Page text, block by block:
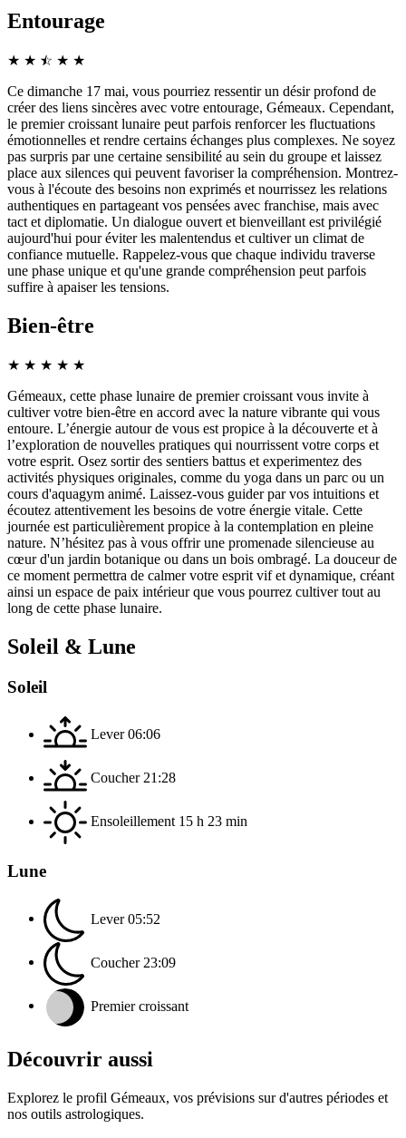
Entourage
★ ★ ☆
★ ★ ★
Ce dimanche 17 mai, vous pourriez ressentir un désir profond de
créer des liens sincères avec votre entourage, Gémeaux. Cependant,
le premier croissant lunaire peut parfois renforcer les fluctuations
émotionnelles et rendre certains échanges plus complexes. Ne soyez
pas surpris par une certaine sensibilité au sein du groupe et laissez
place aux silences qui peuvent favoriser la compréhension. Montrez-
vous à l'écoute des besoins non exprimés et nourrissez les relations
authentiques en partageant vos pensées avec franchise, mais avec
tact et diplomatie. Un dialogue ouvert et bienveillant est privilégié
aujourd'hui pour éviter les malentendus et cultiver un climat de
confiance mutuelle. Rappelez-vous que chaque individu traverse
une phase unique et qu'une grande compréhension peut parfois
suffire à apaiser les tensions.
Bien-être
★ ★ ★ ★ ★
Gémeaux, cette phase lunaire de premier croissant vous invite à
cultiver votre bien-être en accord avec la nature vibrante qui vous
entoure. L’énergie autour de vous est propice à la découverte et à
l’exploration de nouvelles pratiques qui nourrissent votre corps et
votre esprit. Osez sortir des sentiers battus et experimentez des
activités physiques originales, comme du yoga dans un parc ou un
cours d'aquagym animé. Laissez-vous guider par vos intuitions et
écoutez attentivement les besoins de votre énergie vitale. Cette
journée est particulièrement propice à la contemplation en pleine
nature. N’hésitez pas à vous offrir une promenade silencieuse au
cœur d'un jardin botanique ou dans un bois ombragé. La douceur de
ce moment permettra de calmer votre esprit vif et dynamique, créant
ainsi un espace de paix intérieur que vous pourrez cultiver tout au
long de cette phase lunaire.
Soleil & Lune
Soleil
Lever 06:06
Coucher 21:28
Ensoleillement 15 h 23 min
Lune
Lever 05:52
Coucher 23:09
Premier croissant
Découvrir aussi
Explorez le profil Gémeaux, vos prévisions sur d'autres périodes et
nos outils astrologiques.